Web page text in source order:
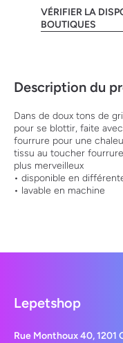
VÉRIFIER LA
BOUTIQUES
Description du
Dans de doux tons de
pour se blottir, faite
fourrure pour une
tissu au toucher
plus merveilleux
• disponible en
• lavable en machine
Lepetshop
Rue Monthoux 40, 1201